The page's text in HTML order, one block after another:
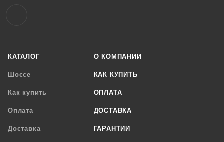
КАТАЛОГ
Шоссе
Как купить
Оплата
Доставка
О КОМПАНИИ
КАК КУПИТЬ
ОПЛАТА
ДОСТАВКА
ГАРАНТИИ